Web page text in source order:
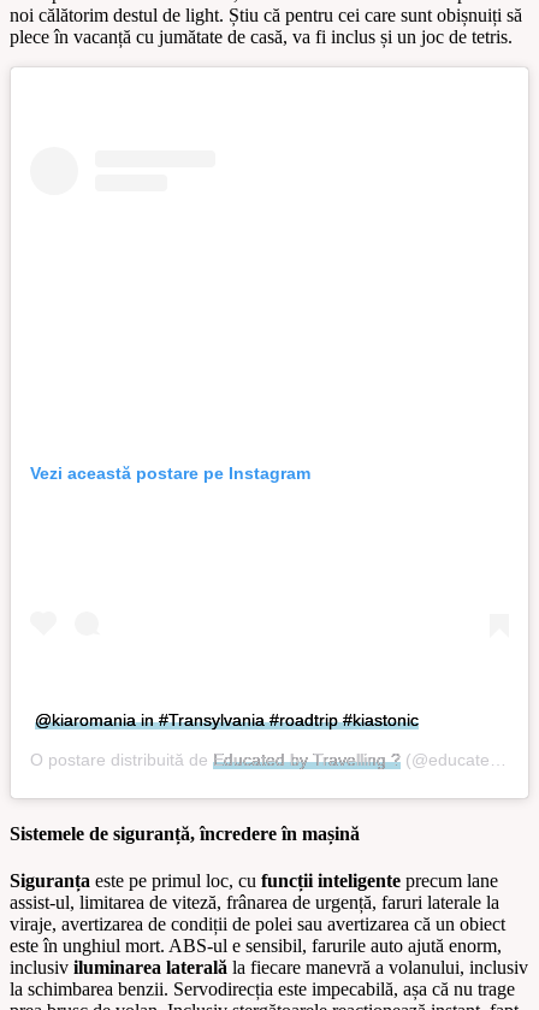
noi călătorim destul de light. Știu că pentru cei care sunt obișnuiți să
plece în vacanță cu jumătate de casă, va fi inclus și un joc de tetris.
Vezi această postare pe Instagram
@kiaromania in #Transylvania #roadtrip #kiastonic
O postare distribuită de Educated by Travelling ? (@educatedbytravelling) pe
Sistemele de siguranță, încredere în mașină
Siguranța este pe primul loc, cu funcții inteligente precum lane
assist-ul, limitarea de viteză, frânarea de urgență, faruri laterale la
viraje, avertizarea de condiții de polei sau avertizarea că un obiect
este în unghiul mort. ABS-ul e sensibil, farurile auto ajută enorm,
inclusiv iluminarea laterală la fiecare manevră a volanului, inclusiv
la schimbarea benzii. Servodirecția este impecabilă, așa că nu trage